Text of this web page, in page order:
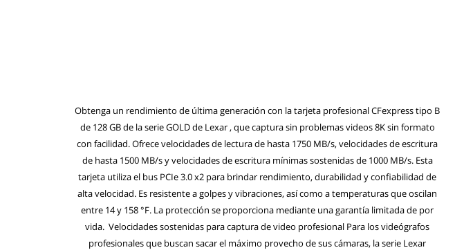
Obtenga un rendimiento de última generación con la tarjeta profesional CFexpress tipo B
de 128 GB de la serie GOLD de Lexar , que captura sin problemas videos 8K sin formato
con facilidad. Ofrece velocidades de lectura de hasta 1750 MB/s, velocidades de escritura
de hasta 1500 MB/s y velocidades de escritura mínimas sostenidas de 1000 MB/s. Esta
tarjeta utiliza el bus PCIe 3.0 x2 para brindar rendimiento, durabilidad y confiabilidad de
alta velocidad. Es resistente a golpes y vibraciones, así como a temperaturas que oscilan
entre 14 y 158 °F. La protección se proporciona mediante una garantía limitada de por
vida. Velocidades sostenidas para captura de video profesional Para los videógrafos
profesionales que buscan sacar el máximo provecho de sus cámaras, la serie Lexar